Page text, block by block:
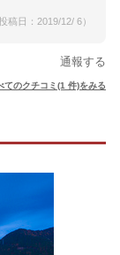
稿日：2019/12/ 6）
通報する
てのクチコミ(1 件)をみる